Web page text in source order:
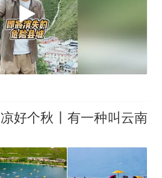
好个秋丨有一种叫云南